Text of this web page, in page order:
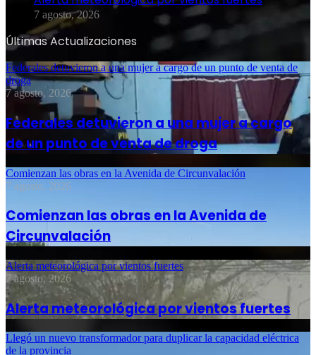
7 agosto, 2026
Últimas Actualizaciones
Federales detuvieron a una mujer a cargo de un punto de venta de
droga
7 agosto, 2026
Federales detuvieron a una mujer a cargo
de un punto de venta de droga
Comienzan las obras en la Avenida de Circunvalación
7 agosto, 2026
Comienzan las obras en la Avenida de
Circunvalación
Alerta meteorológica por vientos fuertes
7 agosto, 2026
Alerta meteorológica por vientos fuertes
Llegó un nuevo transformador para duplicar la capacidad eléctrica
de la provincia